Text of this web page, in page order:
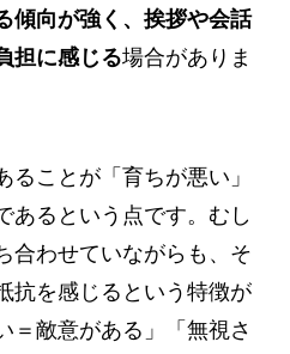
傾向が強く、挨拶や会話
担に感じる場合がありま
ことが「育ちが悪い」
あるという点です。むし
合わせていながらも、そ
抗を感じるという特徴が
＝敵意がある」「無視さ